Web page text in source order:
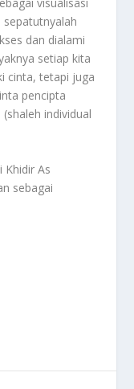
dan dialami
setiap kita
cinta, tetapi juga
pencipta
individual
Khidir As
sebagai